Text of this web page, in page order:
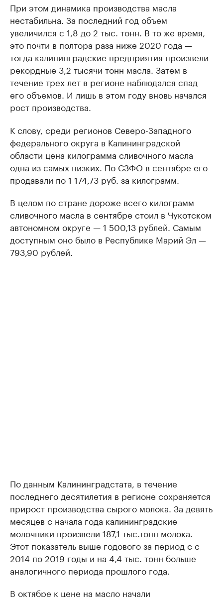
При этом динамика производства масла
нестабильна. За последний год объем
увеличился с 1,8 до 2 тыс. тонн. В то же время,
это почти в полтора раза ниже 2020 года —
тогда калининградские предприятия произвели
рекордные 3,2 тысячи тонн масла. Затем в
течение трех лет в регионе наблюдался спад
его объемов. И лишь в этом году вновь начался
рост производства.
К слову, среди регионов Северо-Западного
федерального округа в Калининградской
области цена килограмма сливочного масла
одна из самых низких. По СЗФО в сентябре его
продавали по 1 174,73 руб. за килограмм.
В целом по стране дороже всего килограмм
сливочного масла в сентябре стоил в Чукотском
автономном округе — 1 500,13 рублей. Самым
доступным оно было в Республике Марий Эл —
793,90 рублей.
По данным Калининградстата, в течение
последнего десятилетия в регионе сохраняется
прирост производства сырого молока. За девять
месяцев с начала года калининградские
молочники произвели 187,1 тыс.тонн молока.
Этот показатель выше годового за период с с
2014 по 2019 годы и на 4,4 тыс. тонн больше
аналогичного периода прошлого года.
В октябре к цене на масло начали